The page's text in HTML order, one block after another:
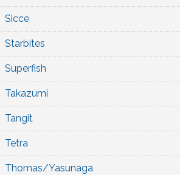
Sicce
Starbites
Superfish
Takazumi
Tangit
Tetra
Thomas/Yasunaga